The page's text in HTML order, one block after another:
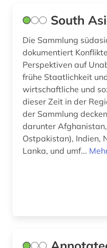
South
Die Sammlung
dokumentiert
Perspektiven auf
frühe Staatlichkeit
wirtschaftliche und
dieser Zeit in der
der Sammlung
darunter
Ostpakistan), Indien,
Lanka, und umf...